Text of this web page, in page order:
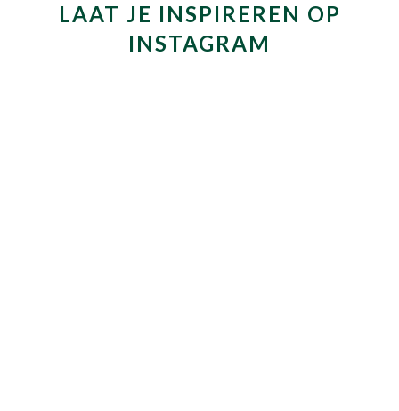
LAAT JE INSPIREREN OP
INSTAGRAM